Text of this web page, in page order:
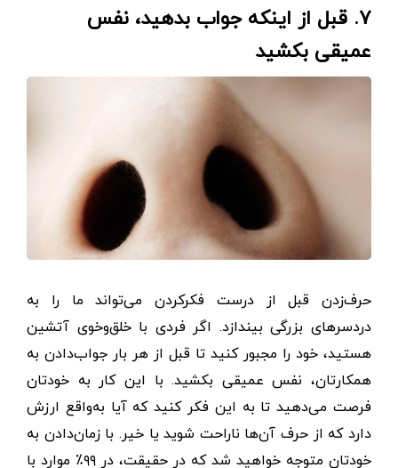
۷. قبل از اینکه جواب بدهید، نفس
عمیقی بکشید
حرف‌زدن قبل از درست فکر‌کردن می‌تواند ما را به
دردسرهای بزرگی بیندازد. اگر فردی با خلق‌و‌خوی آتشین
هستید، خود را مجبور کنید تا قبل از هر بار جواب‌دادن به
همکارتان، نفس عمیقی بکشید. با این کار به خودتان
فرصت می‌دهید تا به این فکر کنید که آیا به‌واقع ارزش
دارد که از حرف آن‌ها ناراحت شوید یا خیر. با زمان‌دادن به
خودتان متوجه خواهید شد که در حقیقت، در ۹۹٪ موارد با